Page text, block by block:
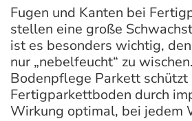
Fugen und Kanten bei
stellen eine große
ist es besonders wichtig,
nur „nebelfeucht“ zu
Bodenpflege Parkett schützt
Fertigparkettboden durch
Wirkung optimal, bei jedem